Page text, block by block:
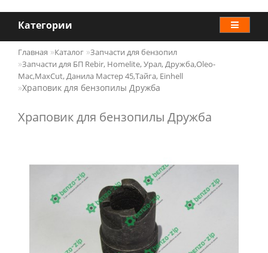
Категории
Главная Каталог
Запчасти для бензопил
Запчасти для БП Rebir, Homelite, Урал, Дружба,Oleo-
Mac,MaxCut, Данила Мастер 45,Тайга, Einhell
Храповик для бензопилы Дружба
Храповик для бензопилы Дружба